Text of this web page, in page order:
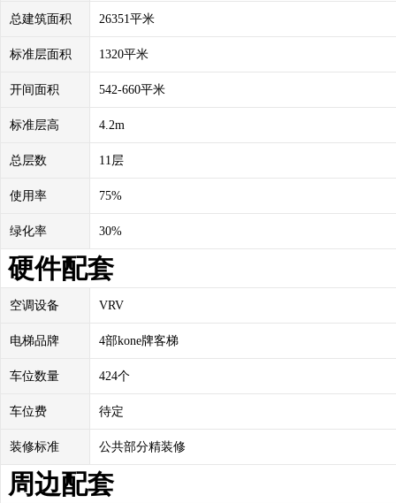
总建筑面积 26351平米
标准层面积 1320平米
开间面积 542-660平米
标准层高 4.2m
总层数 11层
使用率 75%
绿化率 30%
硬件配套
空调设备 VRV
电梯品牌 4部kone牌客梯
车位数量 424个
车位费 待定
装修标准 公共部分精装修
周边配套